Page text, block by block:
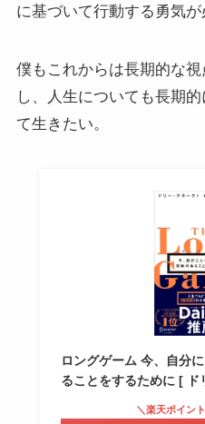
に基づいて行動する勇気が
僕もこれからは長期的な
し、人生についても長期
て生きたい。
ロングゲーム 今、自分
ることをするために [ ド
＼楽天ポイン